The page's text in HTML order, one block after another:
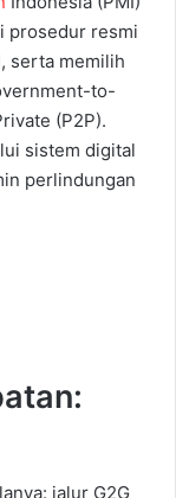
prosedur resmi
serta memilih
to-
(P2P).
sistem digital
perlindungan
jalur G2G